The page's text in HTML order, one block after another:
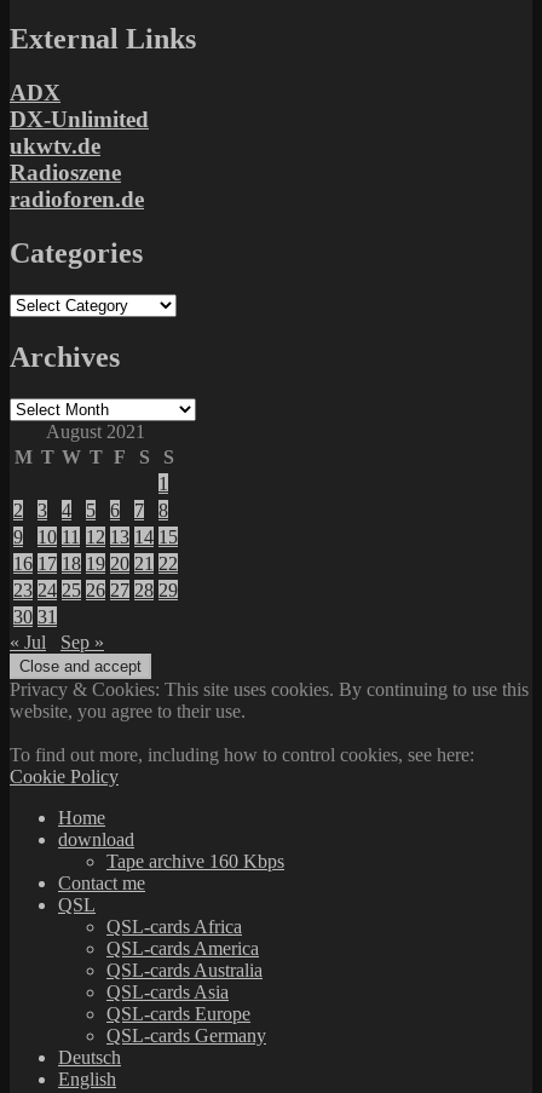
External Links
ADX
DX-Unlimited
ukwtv.de
Radioszene
radioforen.de
Categories
Categories
Archives
Archives
August 2021
M T W T F S
S
1
2
3 4 5 6 7
8
9
10 11 12 13 14 15
16 17 18 19 20 21 22
23 24 25 26 27 28 29
30 31
« Jul
Sep »
Privacy & Cookies: This site uses cookies. By continuing to use this
website, you agree to their use.
To find out more, including how to control cookies, see here:
Cookie Policy
Home
download
Tape archive 160 Kbps
Contact me
QSL
QSL-cards Africa
QSL-cards America
QSL-cards Australia
QSL-cards Asia
QSL-cards Europe
QSL-cards Germany
Deutsch
English